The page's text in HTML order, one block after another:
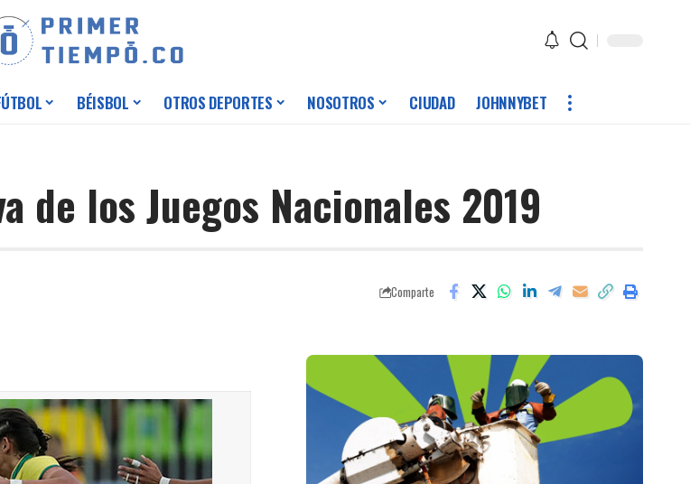
BÉISBOL OTROS DEPORTES NOSOTROS CIUDAD JOHNNYBET
de los Juegos Nacionales 2019
Comparte